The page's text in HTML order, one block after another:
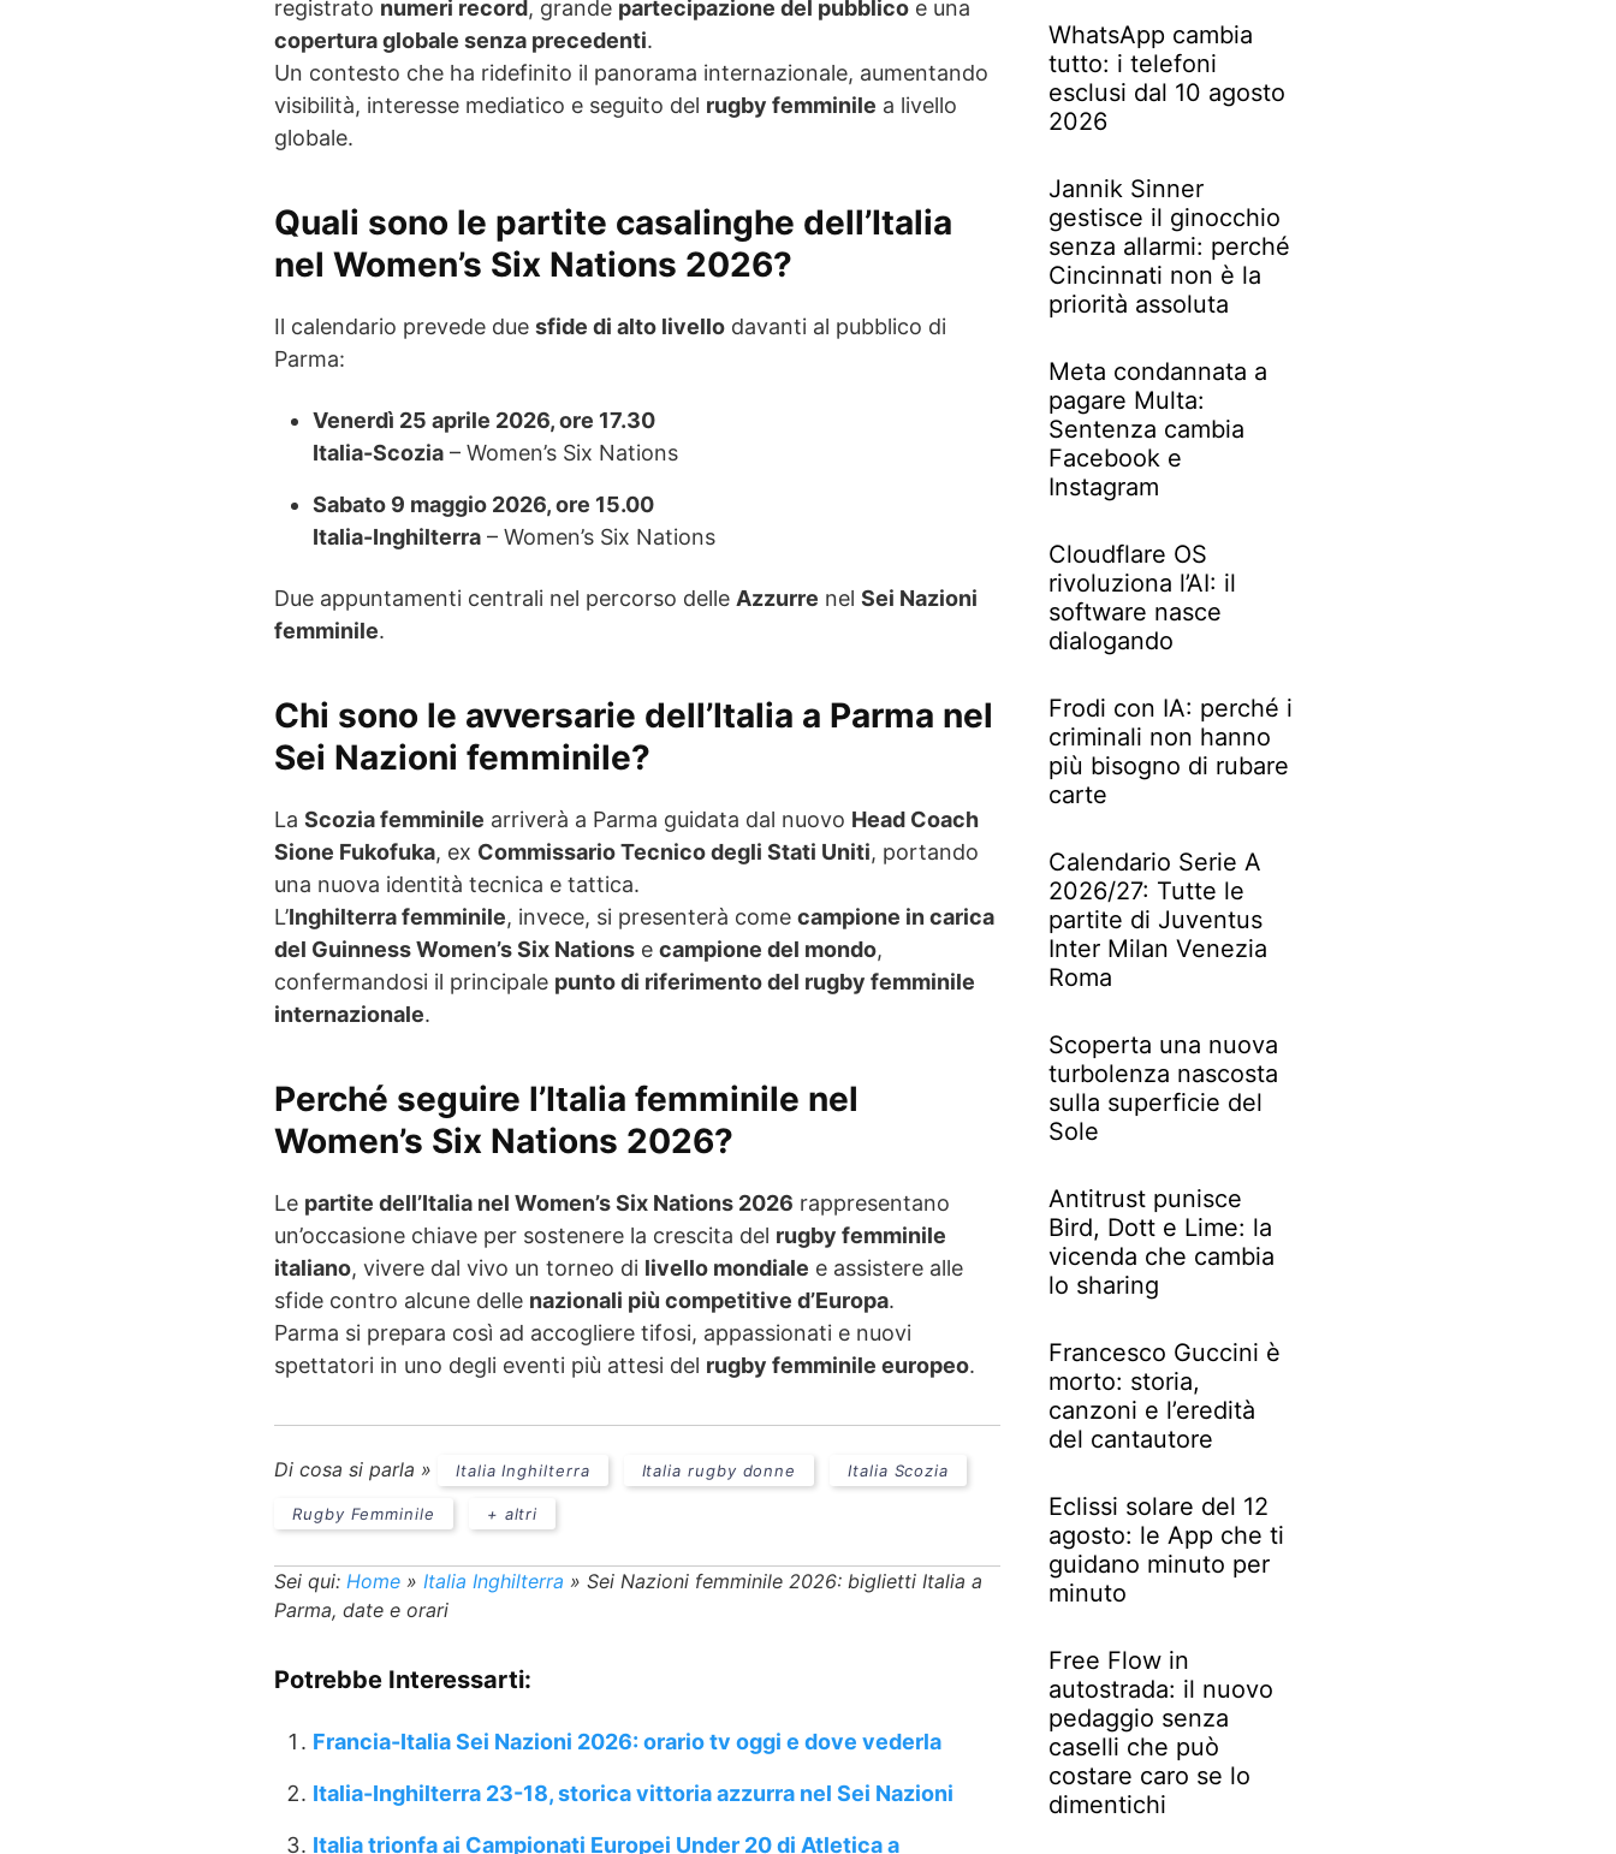
registrato numeri record, grande partecipazione del pubblico e una
copertura globale senza precedenti.
Un contesto che ha ridefinito il panorama internazionale, aumentando
visibilità, interesse mediatico e seguito del rugby femminile a livello
globale.
Quali sono le partite casalinghe dell’Italia
nel Women’s Six Nations 2026?
Il calendario prevede due sfide di alto livello davanti al pubblico di
Parma:
Venerdì 25 aprile 2026, ore 17.30
Italia-Scozia – Women’s Six Nations
Sabato 9 maggio 2026, ore 15.00
Italia-Inghilterra – Women’s Six Nations
Due appuntamenti centrali nel percorso delle Azzurre nel Sei Nazioni
femminile.
Chi sono le avversarie dell’Italia a Parma nel
Sei Nazioni femminile?
La Scozia femminile arriverà a Parma guidata dal nuovo Head Coach
Sione Fukofuka, ex Commissario Tecnico degli Stati Uniti, portando
una nuova identità tecnica e tattica.
L’Inghilterra femminile, invece, si presenterà come campione in carica
del Guinness Women’s Six Nations e campione del mondo,
confermandosi il principale punto di riferimento del rugby femminile
internazionale.
Perché seguire l’Italia femminile nel
Women’s Six Nations 2026?
Le partite dell’Italia nel Women’s Six Nations 2026 rappresentano
un’occasione chiave per sostenere la crescita del rugby femminile
italiano, vivere dal vivo un torneo di livello mondiale e assistere alle
sfide contro alcune delle nazionali più competitive d’Europa.
Parma si prepara così ad accogliere tifosi, appassionati e nuovi
spettatori in uno degli eventi più attesi del rugby femminile europeo.
Di cosa si parla » Italia Inghilterra Italia rugby donne Italia Scozia
Rugby Femminile + altri
Sei qui: Home » Italia Inghilterra » Sei Nazioni femminile 2026: biglietti Italia a
Parma, date e orari
Potrebbe Interessarti:
Francia-Italia Sei Nazioni 2026: orario tv oggi e dove vederla
Italia-Inghilterra 23-18, storica vittoria azzurra nel Sei Nazioni
Italia trionfa ai Campionati Europei Under 20 di Atletica a
WhatsApp cambia
tutto: i telefoni
esclusi dal 10 agosto
2026
Jannik Sinner
gestisce il ginocchio
senza allarmi: perché
Cincinnati non è la
priorità assoluta
Meta condannata a
pagare Multa:
Sentenza cambia
Facebook e
Instagram
Cloudflare OS
rivoluziona l’AI: il
software nasce
dialogando
Frodi con IA: perché i
criminali non hanno
più bisogno di rubare
carte
Calendario Serie A
2026/27: Tutte le
partite di Juventus
Inter Milan Venezia
Roma
Scoperta una nuova
turbolenza nascosta
sulla superficie del
Sole
Antitrust punisce
Bird, Dott e Lime: la
vicenda che cambia
lo sharing
Francesco Guccini è
morto: storia,
canzoni e l’eredità
del cantautore
Eclissi solare del 12
agosto: le App che ti
guidano minuto per
minuto
Free Flow in
autostrada: il nuovo
pedaggio senza
caselli che può
costare caro se lo
dimentichi